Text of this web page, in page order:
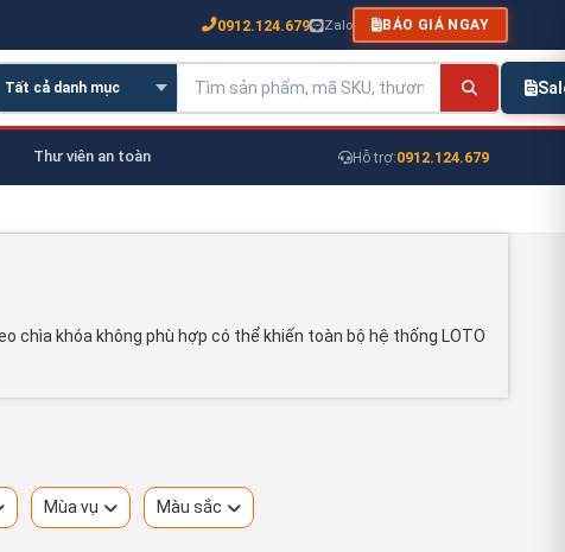
0912.124.679 Zalo BÁO GIÁ NGAY
Thư viên an toàn Hỗ trợ:0912.124.679
chìa khóa không phù hợp có thể khiến toàn bộ hệ thống LOTO
Mùa vụ Màu sắc